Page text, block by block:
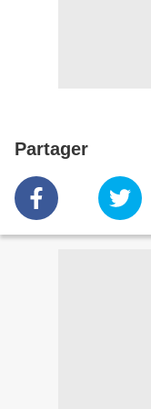
Partager